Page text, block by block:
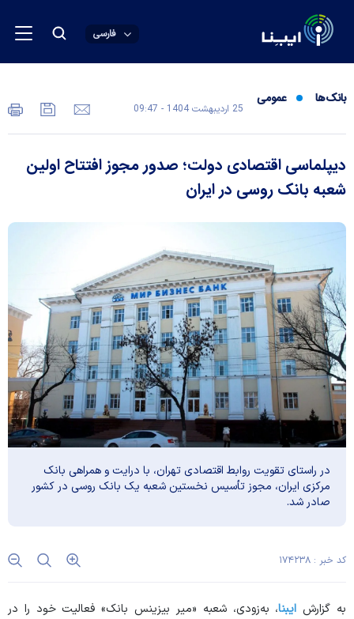
فارسی
بانک‌ها عمومی
25 ارديبهشت 1404 - 09:47
دیپلماسی اقتصادی دولت؛ صدور مجوز افتتاح اولین
شعبه بانک روسی در ایران
در راستای تقویت روابط اقتصادی تهران، با درایت و همراهی بانک
مرکزی ایران، مجوز تأسیس نخستین شعبه یک بانک روسی در کشور
صادر شد.
کد خبر : ۱۷۴۲۳۸
به گزارش ایبنا، به‌زودی، شعبه «میر بیزینس بانک» فعالیت خود را در